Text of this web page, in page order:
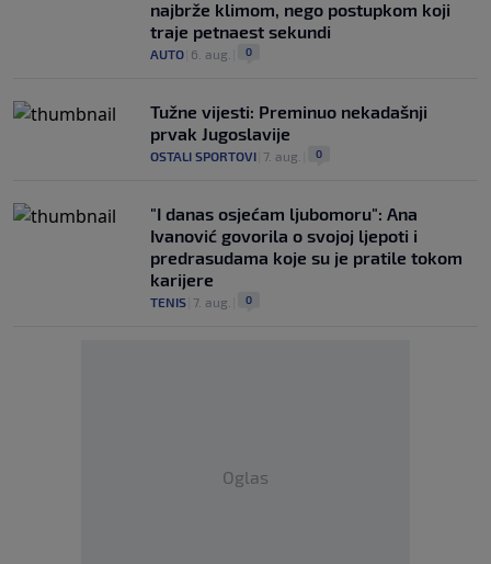
najbrže klimom, nego postupkom koji
traje petnaest sekundi
AUTO 6. aug. 0
Tužne vijesti: Preminuo nekadašnji
prvak Jugoslavije
OSTALI SPORTOVI 7. aug. 0
"I danas osjećam ljubomoru": Ana
Ivanović govorila o svojoj ljepoti i
predrasudama koje su je pratile tokom
karijere
TENIS 7. aug. 0
Oglas